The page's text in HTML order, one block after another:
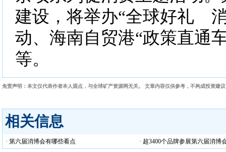
建设，将举办“全球好礼
动、海南自贸港“政策直通
等。
免责声明：本文仅代表作者本人观点，与全球矿产资源网无关。 文章内容仅供参考，不构成投资建
相关信息
· 第六届消博会有哪些看点 · 超3400个品牌参展第六届消博